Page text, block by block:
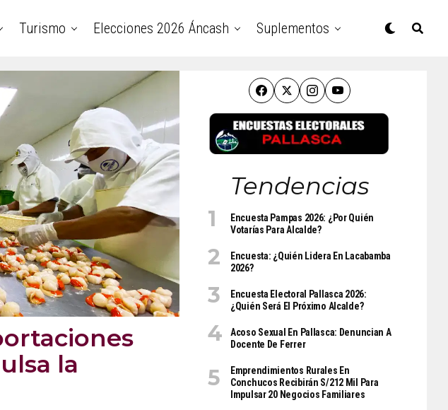
Turismo Elecciones 2026 Áncash Suplementos
la
Tendencias
Encuesta Pampas 2026: ¿Por Quién
Votarías Para Alcalde?
Encuesta: ¿Quién Lidera En Lacabamba
2026?
Encuesta Electoral Pallasca 2026:
¿Quién Será El Próximo Alcalde?
Acoso Sexual En Pallasca: Denuncian A
Docente De Ferrer
Emprendimientos Rurales En
Conchucos Recibirán S/212 Mil Para
Impulsar 20 Negocios Familiares